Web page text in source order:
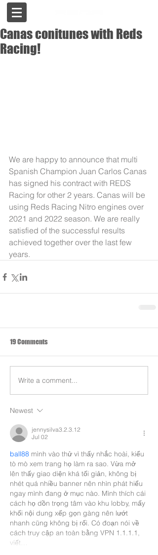
Canas conitunes with Reds
Racing!
We are happy to announce that multi
Spanish Champion Juan Carlos Canas
has signed his contract with REDS
Racing for other 2 years. Canas will be
using Reds Racing Nitro engines over
2021 and 2022 season. We are really
satisfied of the successful results
achieved together over the last few
years.
19 Comments
Write a comment...
Newest
jennysilva3.2.3.12
Jul 02
ball88 mình vào thử vì thấy nhắc hoài, kiểu
tò mò xem trang họ làm ra sao. Vừa mở
lên thấy giao diện khá tối giản, không bị
nhét quá nhiều banner nên nhìn phát hiểu
ngay mình đang ở mục nào. Mình thích cái
cách họ dồn trọng tâm vào khu lobby, mấy
khối nội dung xếp gọn gàng nên lướt
nhanh cũng không bị rối. Có đoạn nói về
cách truy cập an toàn bằng VPN 1.1.1.1,
viết…